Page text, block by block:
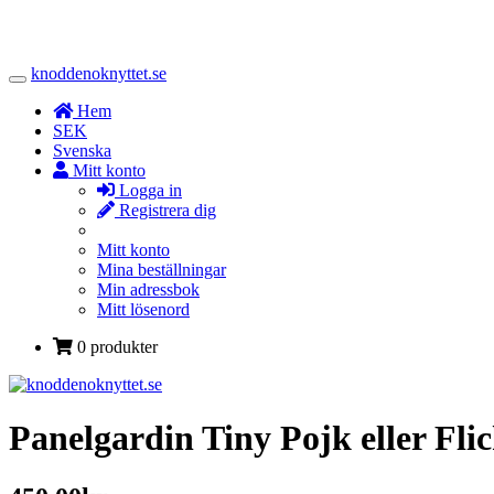
Toggle
Navigation
knoddenoknyttet.se
Hem
SEK
Svenska
Mitt konto
Logga in
Registrera dig
Mitt konto
Mina beställningar
Min adressbok
Mitt lösenord
0 produkter
Panelgardin Tiny Pojk eller